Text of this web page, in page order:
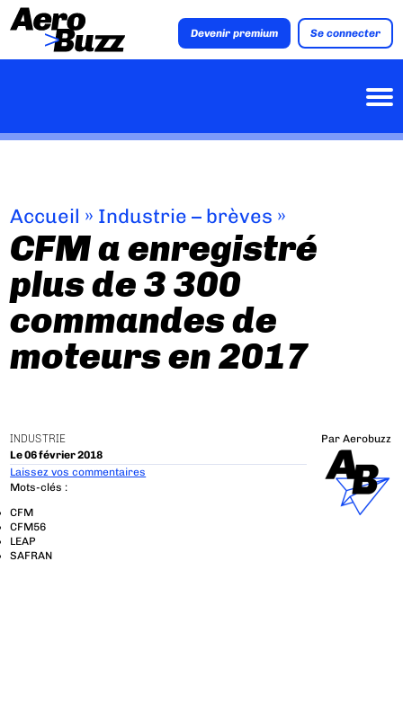
Devenir premium Se connecter
Accueil » Industrie – brèves »
CFM a enregistré
plus de 3 300
commandes de
moteurs en 2017
INDUSTRIE
Le 06 février 2018
Par Aerobuzz
Laissez vos commentaires
Mots-clés :
CFM
CFM56
LEAP
SAFRAN